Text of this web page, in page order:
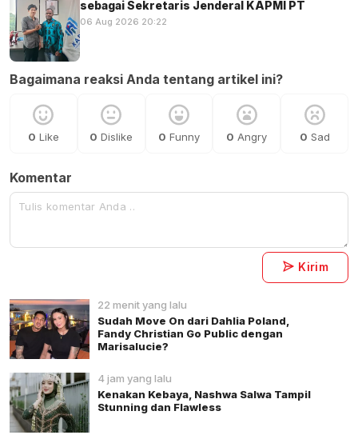
sebagai Sekretaris Jenderal KAPMI PT
06 Aug 2026 20:22
Bagaimana reaksi Anda tentang artikel ini?
0 Like 0 Dislike 0 Funny 0 Angry 0 Sad
Komentar
Kirim
22 menit yang lalu
Sudah Move On dari Dahlia Poland,
Fandy Christian Go Public dengan
Marisalucie?
4 jam yang lalu
Kenakan Kebaya, Nashwa Salwa Tampil
Stunning dan Flawless